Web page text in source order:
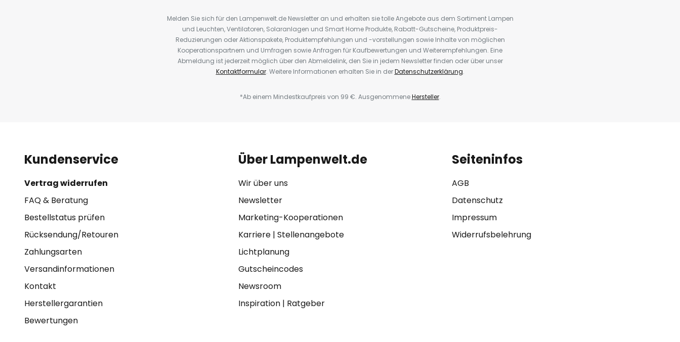
Melden Sie sich für den Lampenwelt.de Newsletter an und erhalten sie tolle Angebote aus dem Sortiment Lampen
und Leuchten, Ventilatoren, Solaranlagen und Smart Home Produkte, Rabatt-Gutscheine, Produktpreis-
Reduzierungen oder Aktionspakete, Produktempfehlungen und -vorstellungen sowie Inhalte von möglichen
Kooperationspartnern und Umfragen sowie Anfragen für Kaufbewertungen und Weiterempfehlungen. Eine
Abmeldung ist jederzeit möglich über den Abmeldelink, den Sie in jedem Newsletter finden oder über unser
Kontaktformular. Weitere Informationen erhalten Sie in derDatenschutzerklärung.
*Ab einem Mindestkaufpreis von 99 €. AusgenommeneHersteller.
Kundenservice
Vertrag widerrufen
FAQ & Beratung
Bestellstatus prüfen
Rücksendung/Retouren
Zahlungsarten
Versandinformationen
Kontakt
Herstellergarantien
Bewertungen
Über Lampenwelt.de
Wir über uns
Newsletter
Marketing-Kooperationen
Karriere| Stellenangebote
Lichtplanung
Gutscheincodes
Newsroom
Inspiration| Ratgeber
Seiteninfos
AGB
Datenschutz
Impressum
Widerrufsbelehrung